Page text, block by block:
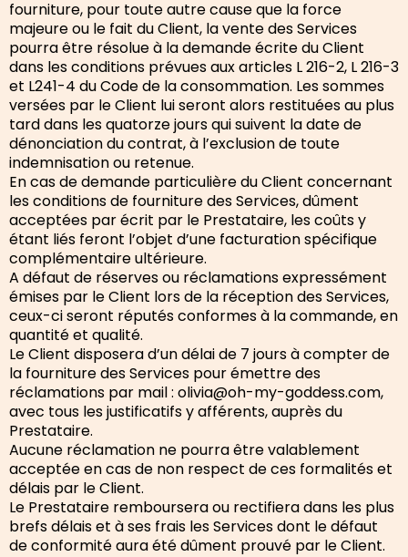
fourniture, pour toute autre cause que la force
majeure ou le fait du Client, la vente des Services
pourra être résolue à la demande écrite du Client
dans les conditions prévues aux articles L 216-2, L 216-3
et L241-4 du Code de la consommation. Les sommes
versées par le Client lui seront alors restituées au plus
tard dans les quatorze jours qui suivent la date de
dénonciation du contrat, à l’exclusion de toute
indemnisation ou retenue.
En cas de demande particulière du Client concernant
les conditions de fourniture des Services, dûment
acceptées par écrit par le Prestataire, les coûts y
étant liés feront l’objet d’une facturation spécifique
complémentaire ultérieure.
A défaut de réserves ou réclamations expressément
émises par le Client lors de la réception des Services,
ceux-ci seront réputés conformes à la commande, en
quantité et qualité.
Le Client disposera d’un délai de 7 jours à compter de
la fourniture des Services pour émettre des
réclamations par mail : olivia@oh-my-goddess.com,
avec tous les justificatifs y afférents, auprès du
Prestataire.
Aucune réclamation ne pourra être valablement
acceptée en cas de non respect de ces formalités et
délais par le Client.
Le Prestataire remboursera ou rectifiera dans les plus
brefs délais et à ses frais les Services dont le défaut
de conformité aura été dûment prouvé par le Client.